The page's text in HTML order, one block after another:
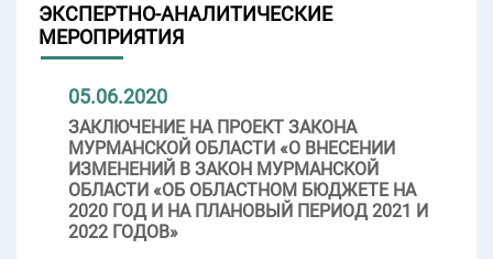
ЭКСПЕРТНО-АНАЛИТИЧЕСКИЕ
МЕРОПРИЯТИЯ
05.06.2020
ЗАКЛЮЧЕНИЕ НА ПРОЕКТ ЗАКОНА
МУРМАНСКОЙ ОБЛАСТИ «О ВНЕСЕНИИ
ИЗМЕНЕНИЙ В ЗАКОН МУРМАНСКОЙ
ОБЛАСТИ «ОБ ОБЛАСТНОМ БЮДЖЕТЕ НА
2020 ГОД И НА ПЛАНОВЫЙ ПЕРИОД 2021 И
2022 ГОДОВ»